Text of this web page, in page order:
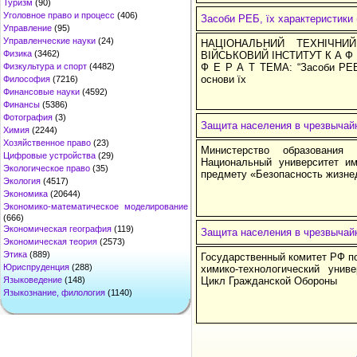
Туризм (90)
Уголовное право и процесс (406)
Управление (95)
Управленческие науки (24)
Физика (3462)
Физкультура и спорт (4482)
Философия (7216)
Финансовые науки (4592)
Финансы (5386)
Фотография (3)
Химия (2244)
Хозяйственное право (23)
Цифровые устройства (29)
Экологическое право (35)
Экология (4517)
Экономика (20644)
Экономико-математическое моделирование
(666)
Экономическая география (119)
Экономическая теория (2573)
Этика (889)
Юриспруденция (288)
Языковедение (148)
Языкознание, филология (1140)
Засоби РЕБ, їх характеристики
НАЦІОНАЛЬНИЙ
ВІЙСЬКОВИЙ ІНСТИТУТ К А
Ф Е Р А Т ТЕМА: “Засоби РЕБ,
основи їх
Защита населения в
Министерство
Национальный
предмету «Безопасность
Защита населения в
Государственный комитет РФ
химико-технологический
Цикл Гражданской Обороны